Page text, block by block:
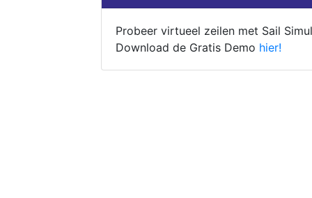
Probeer virtueel zeilen met Sail
Download de Gratis Demo hier!